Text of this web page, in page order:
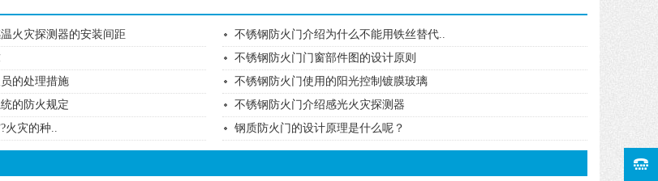
火灾探测器的安装间距
​不锈钢防火门介绍为什么不能用铁丝替代..
不锈钢防火门门窗部件图的设计原则
的处理措施
不锈钢防火门使用的阳光控制镀膜玻璃
的防火规定
不锈钢防火门介绍感光火灾探测器
火灾的种..
钢质防火门的设计原理是什么呢？